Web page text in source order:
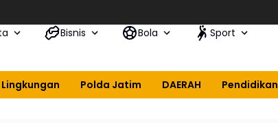
Bisnis Bola Sport
Lingkungan Polda Jatim DAERAH Pendidikan